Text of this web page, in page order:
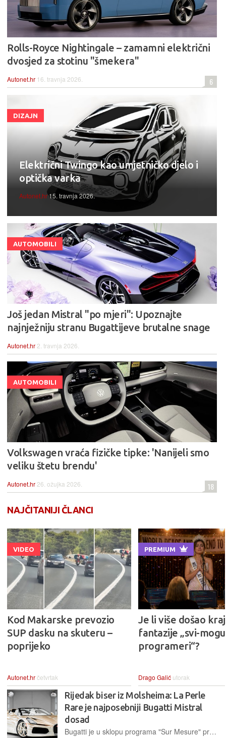
Rolls-Royce Nightingale – zamamni električni
dvosjed za stotinu "šmekera"
Autonet.hr 16. travnja 2026. 6
DIZAJN
Električni Twingo kao umjetničko djelo i
optička varka
Autonet.hr15. travnja 2026.
AUTOMOBILI
Još jedan Mistral "po mjeri": Upoznajte
najnježniju stranu Bugattijeve brutalne snage
Autonet.hr 2. travnja 2026.
AUTOMOBILI
Volkswagen vraća fizičke tipke: 'Nanijeli smo
veliku štetu brendu'
Autonet.hr 26. ožujka 2026. 18
NAJČITANIJI ČLANCI
VIDEO
Kod Makarske prevozio
SUP dasku na skuteru –
poprijeko
Autonet.hrčetvrtak
PREMIUM
Je li više došao kraj
fantazije „svi-
programeri“?
Drago Galić utorak
Rijedak biser iz Molsheima: La Perle
Rare je najposebniji Bugatti Mistral
dosad
Bugatti je u sklopu programa "Sur Mesure" predstavio unikatno remek-djelo, personalizirani roadster koji slavi završetak ere legendarnog W16 motora uz neviđenu razinu ručne izrade i finiša